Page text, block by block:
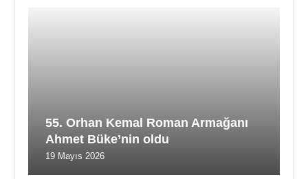
55. Orhan Kemal Roman Armağanı
Ahmet Büke’nin oldu
19 Mayıs 2026